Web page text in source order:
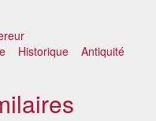
Historique
Antiquité